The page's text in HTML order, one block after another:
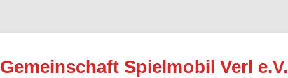
Gemeinschaft Spielmobil Verl e.V.